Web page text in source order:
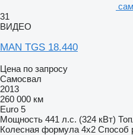
31
ВИДЕО
MAN TGS 18.440
Цена по запросу
Самосвал
2013
260 000 км
Euro 5
Мощность 441 л.с. (324 кВт)
Колесная формула 4x2 Способ